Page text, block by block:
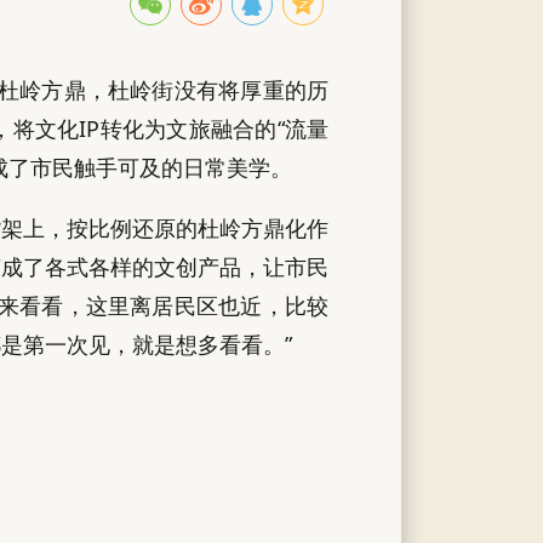
岭方鼎，杜岭街没有将厚重的历
文化IP转化为文旅融合的“流量
市民触手可及的日常美学。
上，按比例还原的杜岭方鼎化作
了各式各样的文创产品，让市民
看看，这里离居民区也近，比较
第一次见，就是想多看看。”